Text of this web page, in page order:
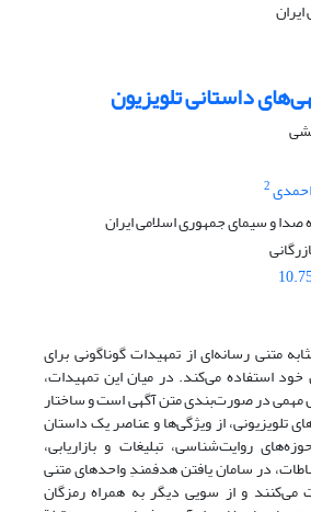
داستانی تلویزیون
2
و سیمای جمهوری اسلامی ایران
متنی رسانه‌ای از تمهیدات گوناگونی برای
خود استفاده می‌کند. در میان این تمهیدات،
مهمی در صورت‌بندی متن آگهی است و ساختار
تلویزیونی، از ویژگی‌ها و عناصر یک داستان
روایت‌شناسی، تبلیغات و بازاریابی،
در سامان یافتن هدفمندِ واحدهای متنی
می‌کنند و از سویی دیگر به همراه رمزگان